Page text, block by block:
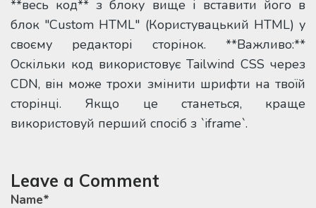
**весь код** з блоку вище і вставити його в
блок "Custom HTML" (Користувацький HTML) у
своєму редакторі сторінок. **Важливо:**
Оскільки код використовує Tailwind CSS через
CDN, він може трохи змінити шрифти на твоїй
сторінці. Якщо це станеться, краще
використовуй перший спосіб з `iframe`.
Leave a Comment
Name*